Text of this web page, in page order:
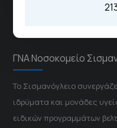
ΓΝΑ Νοσοκομείο
Το Σισμανόγλειο
ιδρύματα και μονάδες
ειδικών προγραμμάτων